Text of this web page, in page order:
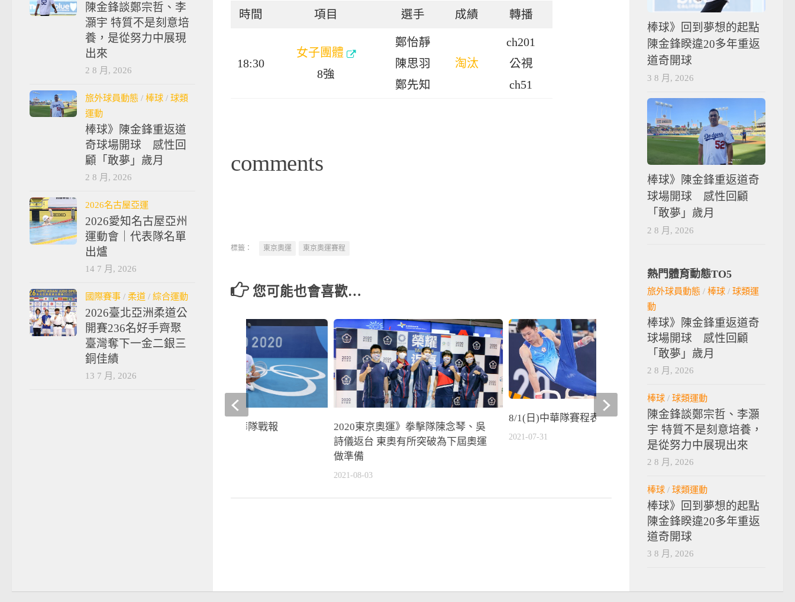
時間 項目 選手 成績 轉播
18:30
女子團體
8強
鄭怡靜
陳思羽
鄭先知
淘汰
ch201
公視
ch51
comments
標籤： 東京奧運 東京奧運賽程
您可能也會喜歡…
2020東京奧運》拳擊隊陳念琴、吳
詩儀返台 東奧有所突破為下屆奧運
做準備
2021-08-03
8/1(日)中華隊賽程表
2021-07-31
7/29(四)中華隊賽程表
2021-07-28
東京奧運》7/25中華隊戰報
陳金鋒談鄭宗哲、李
灝宇 特質不是刻意培
養，是從努力中展現
出來
2 8 月, 2026
旅外球員動態 / 棒球 / 球類
運動
棒球》陳金鋒重返道
奇球場開球 感性回
顧「敢夢」歲月
2 8 月, 2026
2026名古屋亞運
2026愛知名古屋亞州
運動會｜代表隊名單
出爐
14 7 月, 2026
國際賽事 / 柔道 / 綜合運動
2026臺北亞洲柔道公
開賽236名好手齊聚
臺灣奪下一金二銀三
銅佳績
13 7 月, 2026
棒球》回到夢想的起點
陳金鋒睽違20多年重返
道奇開球
3 8 月, 2026
棒球》陳金鋒重返道奇
球場開球 感性回顧
「敢夢」歲月
2 8 月, 2026
熱門體育動態TO5
旅外球員動態 / 棒球 / 球類運
動
棒球》陳金鋒重返道奇
球場開球 感性回顧
「敢夢」歲月
2 8 月, 2026
棒球 / 球類運動
陳金鋒談鄭宗哲、李灝
宇 特質不是刻意培養，
是從努力中展現出來
2 8 月, 2026
棒球 / 球類運動
棒球》回到夢想的起點
陳金鋒睽違20多年重返
道奇開球
3 8 月, 2026